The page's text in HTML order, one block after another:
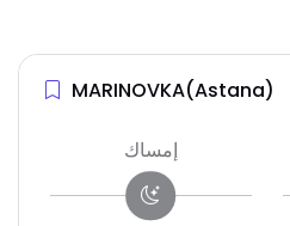
MARINOVKA(Astana)
إمساك